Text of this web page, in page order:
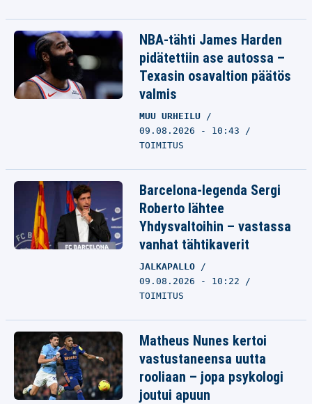
NBA-tähti James Harden
pidätettiin ase autossa –
Texasin osavaltion päätös
valmis
MUU URHEILU
09.08.2026 - 10:43
TOIMITUS
Barcelona-legenda Sergi
Roberto lähtee
Yhdysvaltoihin – vastassa
vanhat tähtikaverit
JALKAPALLO
09.08.2026 - 10:22
TOIMITUS
Matheus Nunes kertoi
vastustaneensa uutta
rooliaan – jopa psykologi
joutui apuun